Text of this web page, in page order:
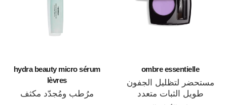
ombre essentielle
مستحضر لتظليل الجفون
طويل الثبات متعدد
hydra beauty micro sérum
lèvres
مرُطب ومُجدّد مكثف